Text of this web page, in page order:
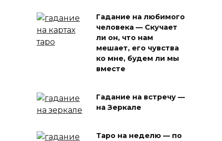
Гадание на любимого
человека — Скучает
ли он, что нам
мешает, его чувства
ко мне, будем ли мы
вместе
Гадание на встречу —
на Зеркале
Таро на неделю — по